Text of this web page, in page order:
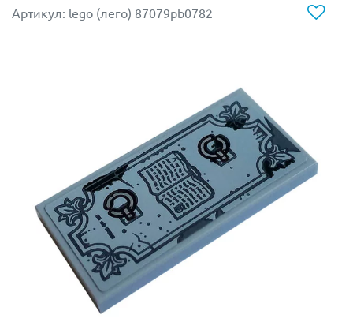
Артикул: lego (лего) 87079pb0782